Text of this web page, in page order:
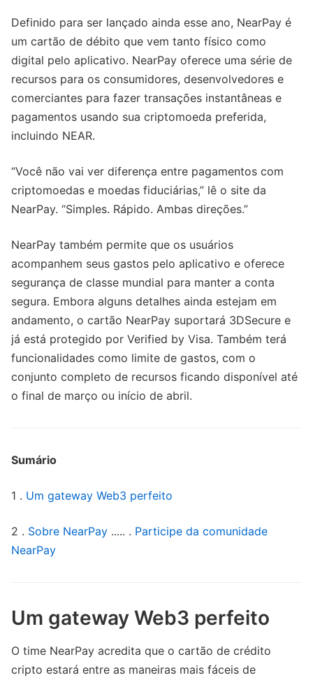
Definido para ser lançado ainda esse ano, NearPay é
um cartão de débito que vem tanto físico como
digital pelo aplicativo. NearPay oferece uma série de
recursos para os consumidores, desenvolvedores e
comerciantes para fazer transações instantâneas e
pagamentos usando sua criptomoeda preferida,
incluindo NEAR.
“Você não vai ver diferença entre pagamentos com
criptomoedas e moedas fiduciárias,” lê o site da
NearPay. “Simples. Rápido. Ambas direções.”
NearPay também permite que os usuários
acompanhem seus gastos pelo aplicativo e oferece
segurança de classe mundial para manter a conta
segura. Embora alguns detalhes ainda estejam em
andamento, o cartão NearPay suportará 3DSecure e
já está protegido por Verified by Visa. Também terá
funcionalidades como limite de gastos, com o
conjunto completo de recursos ficando disponível até
o final de março ou início de abril.
Sumário
1 . Um gateway Web3 perfeito
2 . Sobre NearPay ..... . Participe da comunidade
NearPay
Um gateway Web3 perfeito
O time NearPay acredita que o cartão de crédito
cripto estará entre as maneiras mais fáceis de